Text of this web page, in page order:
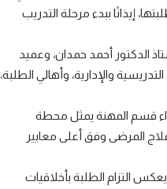
إيذانًا ببدء مرحلة التدريب
الدكتور أحمد حمدان، وعميد
والإدارية، وأهالي الطلبة،
قسم المهنة يمثل محطة
المرضى وفق أعلى معايير
التزام الطلبة بأخلاقيات